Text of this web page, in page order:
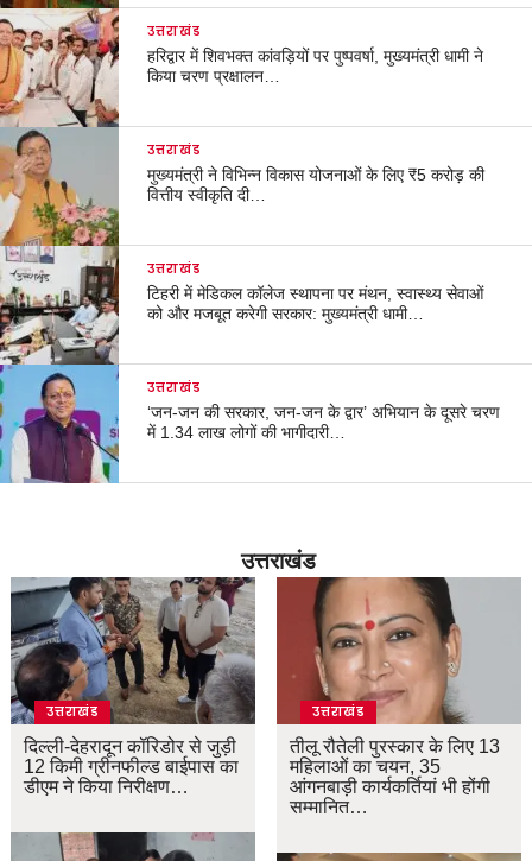
उत्तराखंड
हरिद्वार में शिवभक्त कांवड़ियों पर पुष्पवर्षा, मुख्यमंत्री धामी ने
किया चरण प्रक्षालन…
उत्तराखंड
मुख्यमंत्री ने विभिन्न विकास योजनाओं के लिए ₹5 करोड़ की
वित्तीय स्वीकृति दी…
उत्तराखंड
टिहरी में मेडिकल कॉलेज स्थापना पर मंथन, स्वास्थ्य सेवाओं
को और मजबूत करेगी सरकार: मुख्यमंत्री धामी…
उत्तराखंड
‘जन-जन की सरकार, जन-जन के द्वार’ अभियान के दूसरे चरण
में 1.34 लाख लोगों की भागीदारी…
उत्तराखंड
उत्तराखंड
दिल्ली-देहरादून कॉरिडोर से जुड़ी
12 किमी ग्रीनफील्ड बाईपास का
डीएम ने किया निरीक्षण…
उत्तराखंड
तीलू रौतेली पुरस्कार के लिए 13
महिलाओं का चयन, 35
आंगनबाड़ी कार्यकर्तियां भी होंगी
सम्मानित…